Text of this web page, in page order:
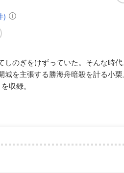
)
のぎをけずっていた。そんな時代
を主張する勝海舟暗殺を計る小
収録。